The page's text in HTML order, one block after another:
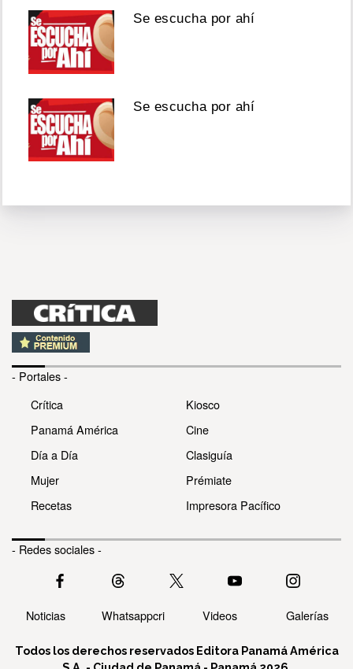
Se escucha por ahí
Se escucha por ahí
- Portales -
Crítica
Panamá América
Día a Día
Mujer
Recetas
Kiosco
Cine
Clasiguía
Prémiate
Impresora Pacífico
- Redes sociales -
Noticias Whatsappcri Videos Galerías
Todos los derechos reservados Editora Panamá América